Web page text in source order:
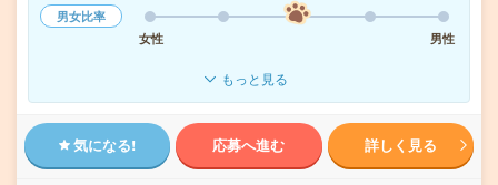
男女比率
女性
男性
もっと見る
気になる! 応募へ進む 詳しく見る